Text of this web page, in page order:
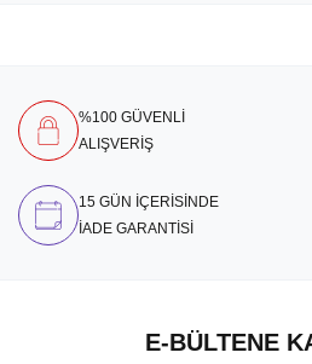
%100 GÜVENLİ
ALIŞVERİŞ
15 GÜN İÇERİSİNDE
İADE GARANTİSİ
E-BÜLTENE